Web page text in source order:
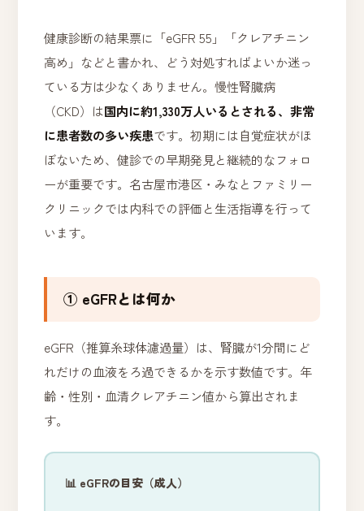
健康診断の結果票に「eGFR 55」「クレアチニン
高め」などと書かれ、どう対処すればよいか迷っ
ている方は少なくありません。慢性腎臓病
（CKD）は国内に約1,330万人いるとされる、非常
に患者数の多い疾患です。初期には自覚症状がほ
ぼないため、健診での早期発見と継続的なフォロ
ーが重要です。名古屋市港区・みなとファミリー
クリニックでは内科での評価と生活指導を行って
います。
① eGFRとは何か
eGFR（推算糸球体濾過量）は、腎臓が1分間にど
れだけの血液をろ過できるかを示す数値です。年
齢・性別・血清クレアチニン値から算出されま
す。
📊 eGFRの目安（成人）